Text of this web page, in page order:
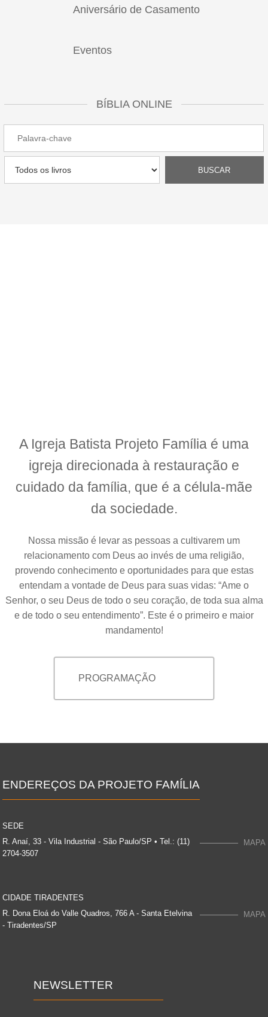
Aniversário de Casamento
Eventos
BÍBLIA ONLINE
A Igreja Batista Projeto Família é uma
igreja direcionada à restauração e
cuidado da família, que é a célula-mãe
da sociedade.
Nossa missão é levar as pessoas a cultivarem um
relacionamento com Deus ao invés de uma religião,
provendo conhecimento e oportunidades para que estas
entendam a vontade de Deus para suas vidas: “Ame o
Senhor, o seu Deus de todo o seu coração, de toda sua alma
e de todo o seu entendimento”. Este é o primeiro e maior
mandamento!
PROGRAMAÇÃO
ENDEREÇOS DA PROJETO FAMÍLIA
MAPA
SEDE
R. Anaí, 33 - Vila Industrial - São Paulo/SP • Tel.: (11)
2704-3507
MAPA
CIDADE TIRADENTES
R. Dona Eloá do Valle Quadros, 766 A - Santa Etelvina
- Tiradentes/SP
NEWSLETTER